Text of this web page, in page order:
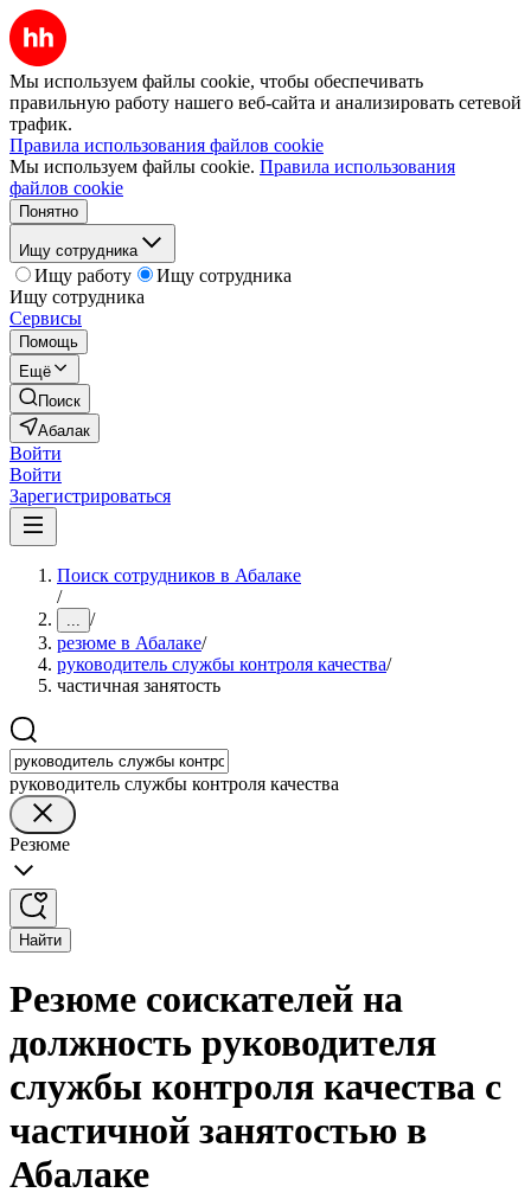
Мы используем файлы cookie, чтобы обеспечивать
правильную работу нашего веб-сайта и анализировать сетевой
трафик.
Правила использования файлов cookie
Мы используем файлы cookie. Правила использования
файлов cookie
Понятно
Ищу сотрудника
Ищу работу
Ищу сотрудника
Ищу сотрудника
Сервисы
Помощь
Ещё
Поиск
Абалак
Войти
Войти
Зарегистрироваться
Поиск сотрудников в Абалаке
/
... /
резюме в Абалаке/
руководитель службы контроля качества/
частичная занятость
руководитель службы контроля качества
Резюме
Найти
Резюме соискателей на
должность руководителя
службы контроля качества с
частичной занятостью в
Абалаке